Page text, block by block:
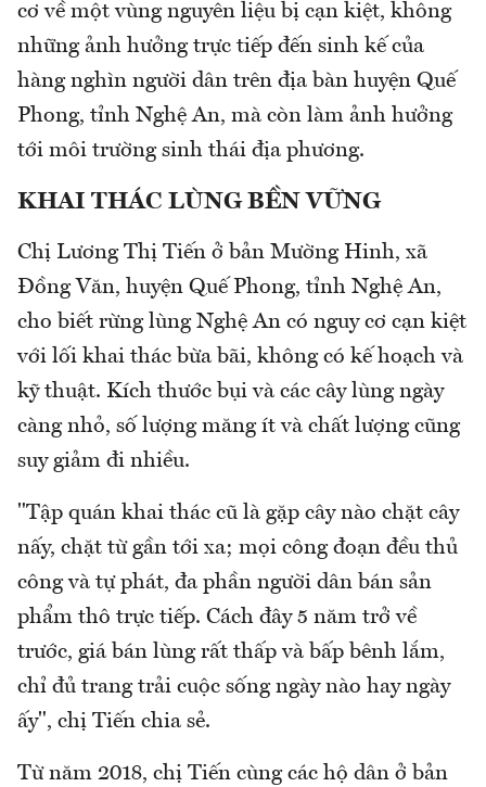
cơ về một vùng nguyên liệu bị cạn kiệt, không
những ảnh hưởng trực tiếp đến sinh kế của
hàng nghìn người dân trên địa bàn huyện Quế
Phong, tỉnh Nghệ An, mà còn làm ảnh hưởng
tới môi trường sinh thái địa phương.
KHAI THÁC LÙNG BỀN VỮNG
Chị Lương Thị Tiến ở bản Mường Hinh, xã
Đồng Văn, huyện Quế Phong, tỉnh Nghệ An,
cho biết rừng lùng Nghệ An có nguy cơ cạn kiệt
với lối khai thác bừa bãi, không có kế hoạch và
kỹ thuật. Kích thước bụi và các cây lùng ngày
càng nhỏ, số lượng măng ít và chất lượng cũng
suy giảm đi nhiều.
"Tập quán khai thác cũ là gặp cây nào chặt cây
nấy, chặt từ gần tới xa; mọi công đoạn đều thủ
công và tự phát, đa phần người dân bán sản
phẩm thô trực tiếp. Cách đây 5 năm trở về
trước, giá bán lùng rất thấp và bấp bênh lắm,
chỉ đủ trang trải cuộc sống ngày nào hay ngày
ấy", chị Tiến chia sẻ.
Từ năm 2018, chị Tiến cùng các hộ dân ở bản